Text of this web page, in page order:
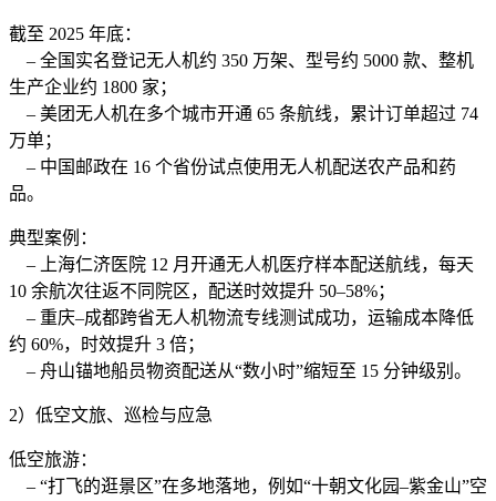
截至 2025 年底：
– 全国实名登记无人机约 350 万架、型号约 5000 款、整机
生产企业约 1800 家；
– 美团无人机在多个城市开通 65 条航线，累计订单超过 74
万单；
– 中国邮政在 16 个省份试点使用无人机配送农产品和药
品。
典型案例：
– 上海仁济医院 12 月开通无人机医疗样本配送航线，每天
10 余航次往返不同院区，配送时效提升 50–58%；
– 重庆–成都跨省无人机物流专线测试成功，运输成本降低
约 60%，时效提升 3 倍；
– 舟山锚地船员物资配送从“数小时”缩短至 15 分钟级别。
2）低空文旅、巡检与应急
低空旅游：
– “打飞的逛景区”在多地落地，例如“十朝文化园–紫金山”空